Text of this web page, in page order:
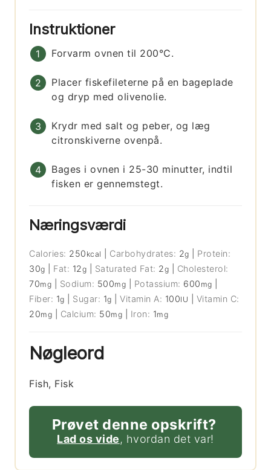
Instruktioner
Forvarm ovnen til 200°C.
Placer fiskefileterne på en bageplade
og dryp med olivenolie.
Krydr med salt og peber, og læg
citronskiverne ovenpå.
Bages i ovnen i 25-30 minutter, indtil
fisken er gennemstegt.
Næringsværdi
Calories: 250 kcal Carbohydrates: 2g
Protein:
30g Fat: 12g Saturated Fat: 2g
Cholesterol:
70mg Sodium: 500mg Potassium: 600 mg
Fiber: 1g Sugar: 1g |Vitamin A: 100IU
Vitamin C:
20mg Calcium: 50mg Iron: 1mg
Nøgleord
Fish, Fisk
Prøvet denne opskrift?
Lad os vide, hvordan det var!